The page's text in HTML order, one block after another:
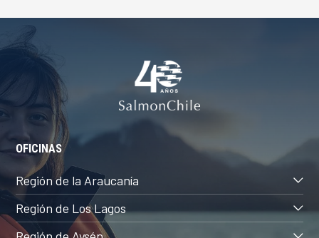
OFICINAS
Región de la Araucanía
Región de Los Lagos